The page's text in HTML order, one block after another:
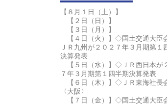
【８月１日（土）】
【２日（日）】
【３日（月）】
【４日（火）】◇国土交通大臣
ＪＲ九州が２０２７年３月期第１
決算発表
【５日（水）】◇ＪＲ西日本が
７年３月期第１四半期決算発表
【６日（木）】◇ＪＲ東海社長
〈大阪〉
【７日（金）】◇国土交通大臣